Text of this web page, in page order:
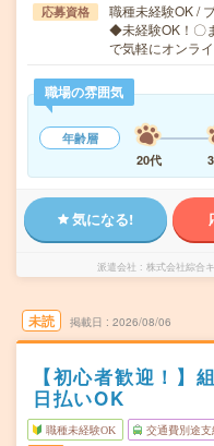
応募資格
職種未経験OK /
◆未経験OK！〇
で気軽にオンラ
職場の雰囲気
年齢層
20代
気になる!
派遣会社 株式会社綜合
未読 掲載日 2026/08/06
【初心者歓迎！】
日払いOK
職種未経験OK 交通費別途支